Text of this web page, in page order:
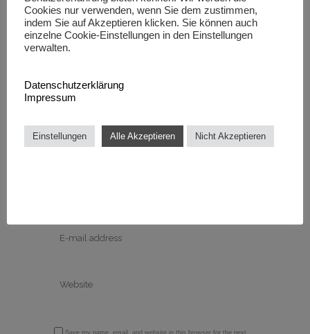
Post A Comment
Save my name, email, and website in this browser for the next
Cookies nur verwenden, wenn Sie dem zustimmen,
indem Sie auf Akzeptieren klicken. Sie können auch
einzelne Cookie-Einstellungen in den Einstellungen
verwalten.
Datenschutzerklärung
Impressum
Einstellungen Alle Akzeptieren Nicht Akzeptieren